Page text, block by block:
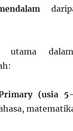
utama
(usia